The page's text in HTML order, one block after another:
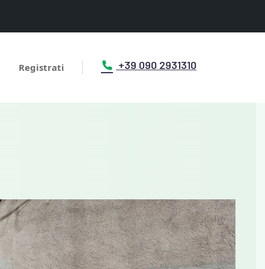
Registrati +39 090 2931310